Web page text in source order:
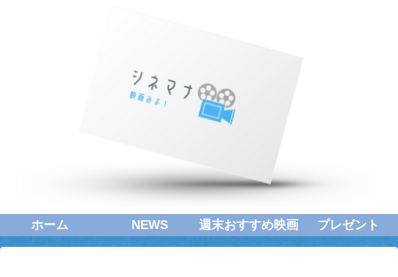
ホーム NEWS 週末おすすめ映画 プレゼント